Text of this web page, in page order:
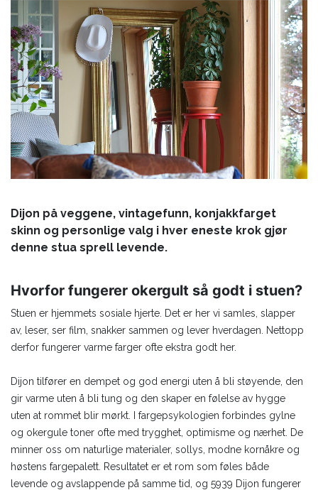
Dijon på veggene, vintagefunn, konjakkfarget
skinn og personlige valg i hver eneste krok gjør
denne stua sprell levende.
Hvorfor fungerer okergult så godt i stuen?
Stuen er hjemmets sosiale hjerte. Det er her vi samles, slapper
av, leser, ser film, snakker sammen og lever hverdagen. Nettopp
derfor fungerer varme farger ofte ekstra godt her.
Dijon tilfører en dempet og god energi uten å bli støyende, den
gir varme uten å bli tung og den skaper en følelse av hygge
uten at rommet blir mørkt. I fargepsykologien forbindes gylne
og okergule toner ofte med trygghet, optimisme og nærhet. De
minner oss om naturlige materialer, sollys, modne kornåkre og
høstens fargepalett. Resultatet er et rom som føles både
levende og avslappende på samme tid, og 5939 Dijon fungerer